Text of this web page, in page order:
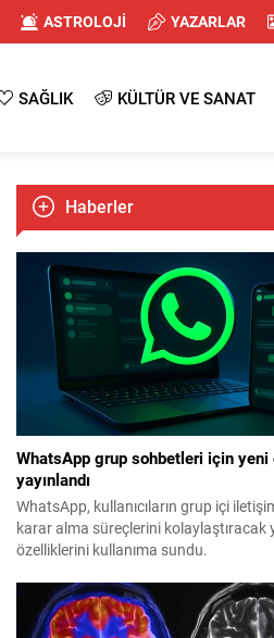
ASTROLOJİ YAZARLAR
SAĞLIK KÜLTÜR VE SANAT
Haberler
WhatsApp grup sohbetleri için
yayınlandı
WhatsApp, kullanıcıların grup içi
karar alma süreçlerini kolaylaştıracak
özelliklerini kullanıma sundu.